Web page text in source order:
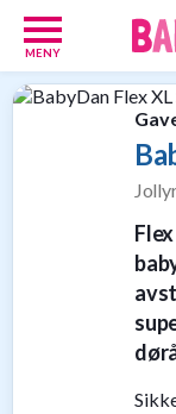
MENY
Babypakker
Velkomstgaver
Foreldretilbud
Nettbutikker